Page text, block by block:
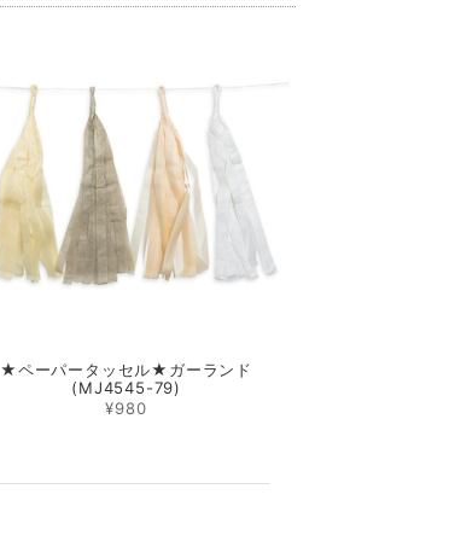
★ペーパータッセル★ガーランド
(MJ4545-79)
¥980